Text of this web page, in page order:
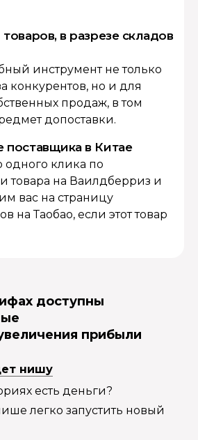
в разрезе складов
инструмент не только
конкурентов, но и для
продаж, в том
допоставки.
поставщика в Китае
одного клика по
товара на Ваилдберриз и
вас на страницу
на Таобао, если этот товар
доступны
прибыли
нишу
есть деньги?
легко запустить новый